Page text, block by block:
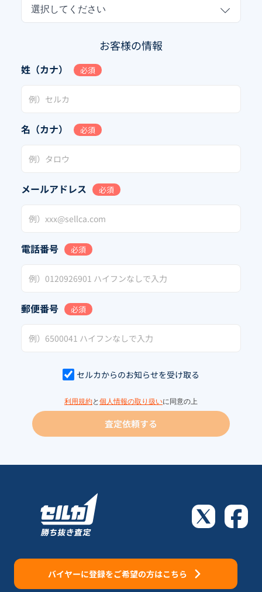
選択してください
お客様の情報
姓（カナ） 必須
名（カナ） 必須
メールアドレス 必須
電話番号 必須
郵便番号 必須
セルカからのお知らせを受け取る
利用規約と 個人情報の取り扱いに同意の上
査定依頼する
バイヤーに登録をご希望の方はこちら